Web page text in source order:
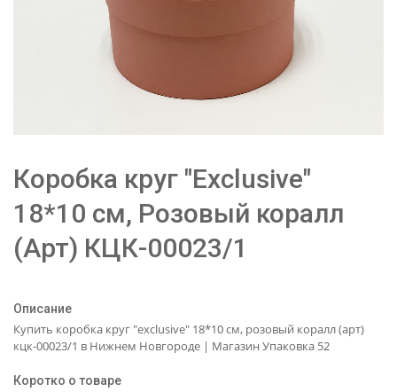
Коробка круг "Exclusive"
18*10 см, Розовый коралл
(Арт) КЦК-00023/1
Описание
Купить коробка круг "exclusive" 18*10 см, розовый коралл (арт)
кцк-00023/1 в Нижнем Новгороде | Магазин Упаковка 52
Коротко о товаре